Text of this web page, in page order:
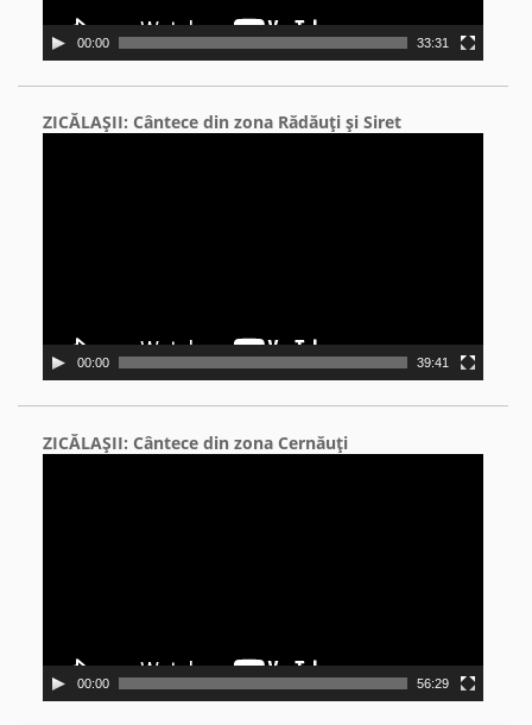
00:00 33:31
ZICĂLAŞII: Cântece din zona Rădăuţi şi Siret
00:00 39:41
ZICĂLAŞII: Cântece din zona Cernăuţi
00:00 56:29